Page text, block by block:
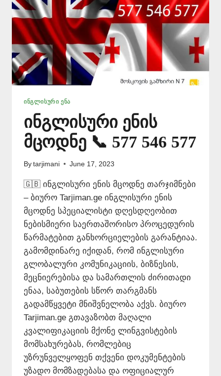
ᲘᲜᲒᲚᲘᲡᲣᲠᲘ ᲔᲜᲐ
ინგლისური ენის
მცოდნე 📞 577 546 577
By tarjimani June 17, 2023
🇬🇧 ინგლისური ენის მცოდნე თარჯიმნები
– ბიურო Tarjiman.ge ინგლისური ენის
მცოდნე სპეციალისტი დღესდღეობით
ნებისმიერი საერთაშორისო პროცედურის
წარმატებით განხორციელების გარანტიაა.
გამომდინარე იქიდან, რომ ინგლისური
გლობალური კომუნიკაციის, ბიზნესის,
მეცნიერებისა და სამართლის ძირითადი
ენაა, საბუთების სწორ თარგმანს
გადამწყვეტი მნიშვნელობა აქვს. ბიურო
Tarjiman.ge გთავაზობთ მაღალი
კვალიფიკაციის მქონე ლინგვისტების
მომსახურებას, რომლებიც
უზრუნველყოფენ თქვენი დოკუმენტების
უზადო მომზადებასა და ოფიციალურ